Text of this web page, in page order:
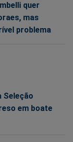
quer
mas
problema
Seleção
em boate